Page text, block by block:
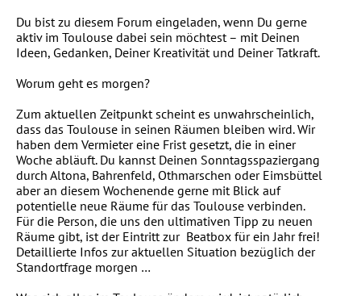
Du bist zu diesem Forum eingeladen, wenn Du gerne
aktiv im Toulouse dabei sein möchtest – mit Deinen
Ideen, Gedanken, Deiner Kreativität und Deiner Tatkraft.
Worum geht es morgen?
Zum aktuellen Zeitpunkt scheint es unwahrscheinlich,
dass das Toulouse in seinen Räumen bleiben wird. Wir
haben dem Vermieter eine Frist gesetzt, die in einer
Woche abläuft. Du kannst Deinen Sonntagsspaziergang
durch Altona, Bahrenfeld, Othmarschen oder Eimsbüttel
aber an diesem Wochenende gerne mit Blick auf
potentielle neue Räume für das Toulouse verbinden.
Für die Person, die uns den ultimativen Tipp zu neuen
Räume gibt, ist der Eintritt zur Beatbox für ein Jahr frei!
Detaillierte Infos zur aktuellen Situation bezüglich der
Standortfrage morgen …